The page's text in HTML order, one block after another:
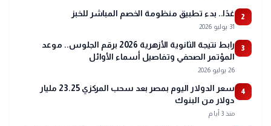
2 غدًا.. بدء تطبيق منظومة الخصم المباشر للخبز
31 يوليو 2026
3
رابط نتيجة الثانوية الأزهرية 2026 برقم الجلوس.. موعد
المؤتمر الصحفي وتفاصيل أسماء الأوائل
26 يوليو 2026
4
سعر الدولار اليوم بمصر بعد سحب المركزي 23.25 مليار
دولار من البنوك
منذ 3 أيام